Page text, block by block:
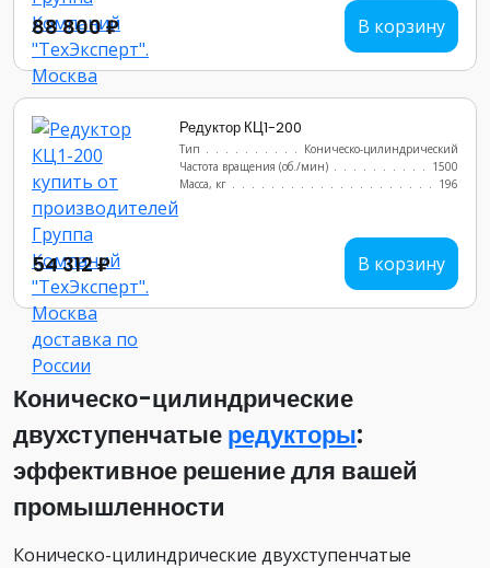
88 800 ₽ В корзину
Редуктор КЦ1-200
Тип
Коническо-цилиндрический
Частота вращения (об./мин)
1500
Масса, кг
196
54 312 ₽ В корзину
Коническо-цилиндрические
двухступенчатыередукторы:
эффективное решение для вашей
промышленности
Коническо-цилиндрические двухступенчатые